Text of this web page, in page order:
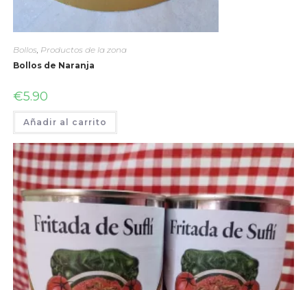
Bollos, Productos de la zona
Bollos de Naranja
€5.90
Añadir al carrito